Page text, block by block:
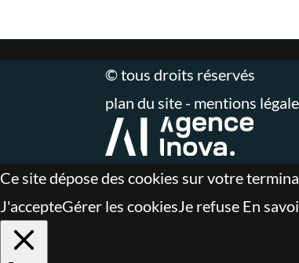
© tous droits réservés
plan du site - mentions
Ce site dépose des cookies sur votre
J'accepteGérer les cookies Je refuse En